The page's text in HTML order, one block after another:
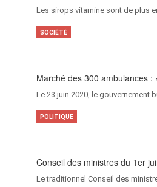
Les sirops vitamine sont de plus
Marché des 300 ambulances
Le 23 juin 2020, le gouvernement
SOCIÉTÉ
Conseil des ministres du 1er
Le traditionnel Conseil des
POLITIQUE